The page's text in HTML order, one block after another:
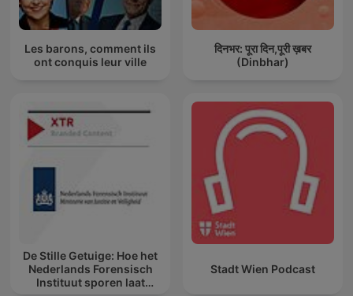
Les barons, comment ils
ont conquis leur ville
दिनभर: पूरा दिन,पूरी ख़बर
(Dinbhar)
De Stille Getuige: Hoe het
Nederlands Forensisch
Instituut sporen laat
Stadt Wien Podcast